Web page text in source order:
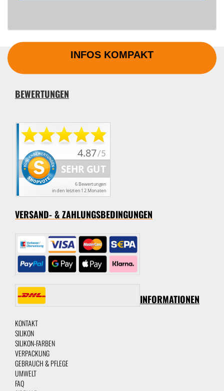
INFOS KOMPAKT
BEWERTUNGEN
VERSAND- & ZAHLUNGSBEDINGUNGEN
INFORMATIONEN
KONTAKT
SILIKON
SILIKON-FARBEN
VERPACKUNG
GEBRAUCH & PFLEGE
UMWELT
FAQ